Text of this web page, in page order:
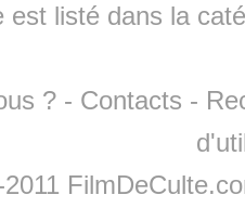
est listé dans la
? - Contacts -